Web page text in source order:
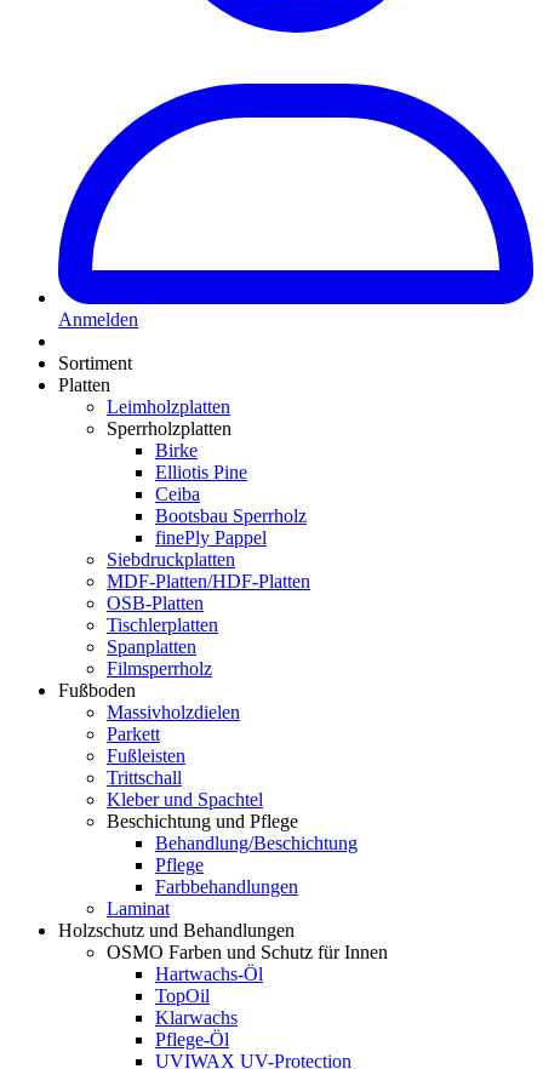
Anmelden
Sortiment
Platten
Leimholzplatten
Sperrholzplatten
Birke
Elliotis Pine
Ceiba
Bootsbau Sperrholz
finePly Pappel
Siebdruckplatten
MDF-Platten/HDF-Platten
OSB-Platten
Tischlerplatten
Spanplatten
Filmsperrholz
Fußboden
Massivholzdielen
Parkett
Fußleisten
Trittschall
Kleber und Spachtel
Beschichtung und Pflege
Behandlung/Beschichtung
Pflege
Farbbehandlungen
Laminat
Holzschutz und Behandlungen
OSMO Farben und Schutz für Innen
Hartwachs-Öl
TopOil
Klarwachs
Pflege-Öl
UVIWAX UV-Protection